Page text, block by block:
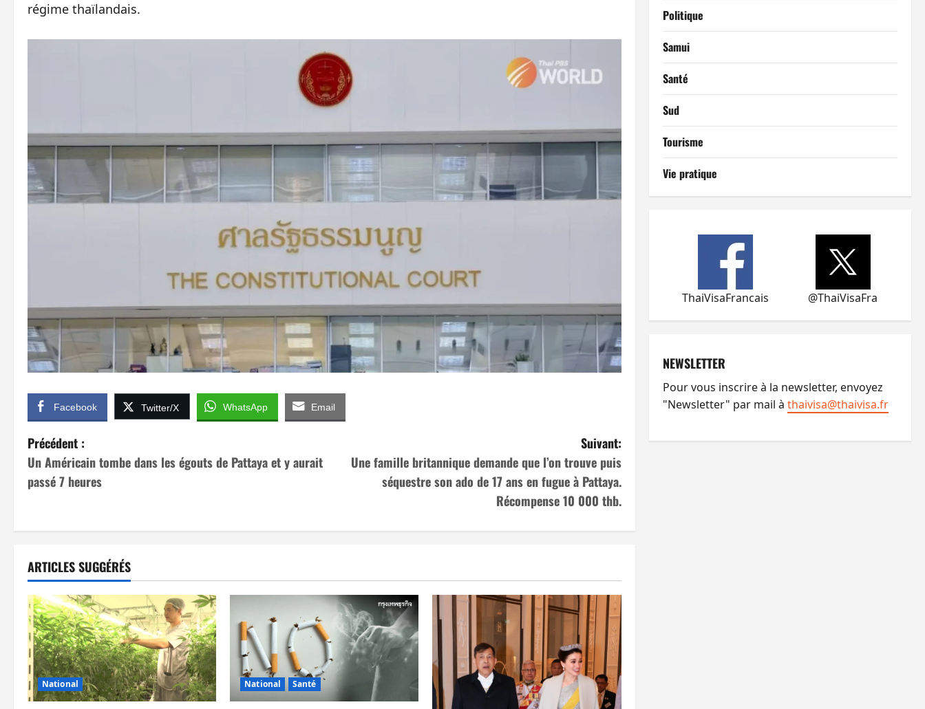
régime thaïlandais.
Facebook Twitter/X WhatsApp Email
N
a
i
g
a
t
i
o
Précédent :
Un Américain tombe dans les égouts de Pattaya et y aurait
passé 7 heures
Suivant:
Une famille britannique demande que l’on trouve puis
séquestre son ado de 17 ans en fugue à Pattaya.
Récompense 10 000 thb.
ARTICLES SUGGÉRÉS
National National Santé
Politique
Samui
Santé
Sud
Tourisme
Vie pratique
ThaiVisaFrancais @ThaiVisaFra
NEWSLETTER
Pour vous inscrire à la newsletter, envoyez
"Newsletter" par mail à thaivisa@thaivisa.fr